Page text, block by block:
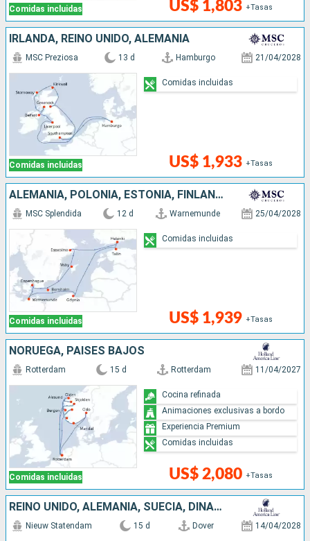
Comidas incluidas US$ 1,803 +Tasas
IRLANDA, REINO UNIDO, ALEMANIA
Comidas incluidas
MSC Preziosa 13 d Hamburgo 21/04/2028
US$ 1,933 +Tasas
Comidas incluidas
ALEMANIA, POLONIA, ESTONIA, FINLANDIA, SUECIA, DINAMARCA
Comidas incluidas
MSC Splendida 12 d Warnemunde 25/04/2028
US$ 1,939 +Tasas
Comidas incluidas
NORUEGA, PAISES BAJOS
Comidas incluidas
Rotterdam 15 d Rotterdam 11/04/2027
US$ 2,080 +Tasas
Cocina refinada
Animaciones exclusivas a bordo
Experiencia Premium
Comidas incluidas
REINO UNIDO, ALEMANIA, SUECIA, DINAMARCA, FINLANDIA, ESTONIA, PAISES BAJOS
Nieuw Statendam 15 d Dover 14/04/2028